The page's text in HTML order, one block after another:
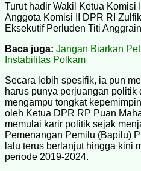
Turut hadir Wakil Ketua Komisi
Anggota Komisi II DPR RI
Eksekutif Perluden Titi
Baca juga: Jangan Biarkan
Instabilitas Polkam
Secara lebih spesifik, ia pun
harus punya perjuangan politik
mengampu tongkat
oleh Ketua DPR RP Puan
memulai karir politik sejak
Pemenangan Pemilu (Bapilu)
lalu terus berlanjut hingga kini
periode 2019-2024.